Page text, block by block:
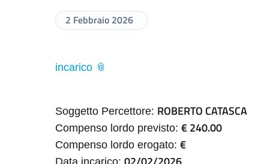
2 Febbraio 2026
incarico
Soggetto Percettore: ROBERTO CATASCA
Compenso lordo previsto: € 240.00
Compenso lordo erogato: €
Data incarico: